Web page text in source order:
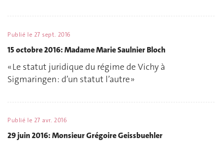
Publié le 27 sept. 2016
15 octobre 2016: Madame Marie Saulnier Bloch
« Le statut juridique du régime de Vichy à
Sigmaringen : d’un statut l’autre »
Publié le 27 avr. 2016
29 juin 2016: Monsieur Grégoire Geissbuehler